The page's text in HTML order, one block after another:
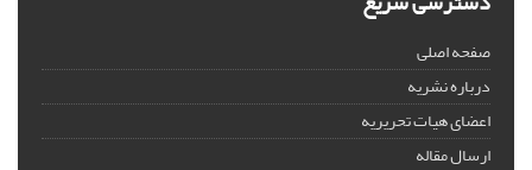
صفحه اصلی
درباره نشریه
اعضای هیات تحریریه
ارسال مقاله